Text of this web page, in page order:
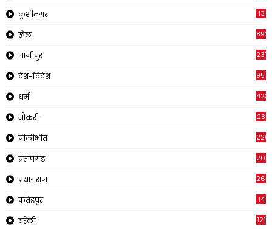
कुशीनगर 13
खेल 892
गाजीपुर 237
देश-विदेश 957
धर्म 423
नौकरी 28
पीलीभीत
प्रतापगढ 2011
प्रयागराज 269
फतेहपुर 14
बरेली 121